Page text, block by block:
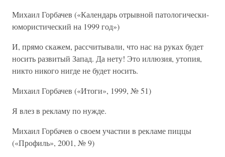
Михаил Горбачев («Календарь отрывной патологически-
юмористический на 1999 год»)
И, прямо скажем, рассчитывали, что нас на руках будет
носить развитый Запад. Да нету! Это иллюзия, утопия,
никто никого нигде не будет носить.
Михаил Горбачев («Итоги», 1999, № 51)
Я влез в рекламу по нужде.
Михаил Горбачев о своем участии в рекламе пиццы
(«Профиль», 2001, № 9)